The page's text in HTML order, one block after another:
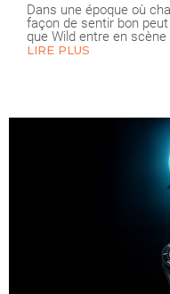
Dans une époque où
façon de sentir bon
que Wild entre en
LIRE PLUS